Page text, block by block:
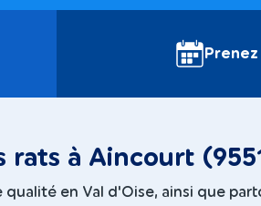
rats à Aincourt
en Val d'Oise, ainsi que